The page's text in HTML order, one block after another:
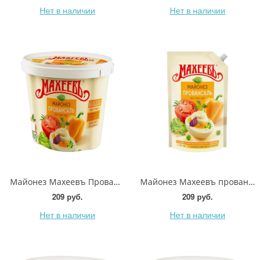
Нет в наличии Нет в наличии
Майонез Махеевъ Провансаль 50.5% 800г
209 руб.
Нет в наличии
Майонез Махеевъ провансаль 50.5% 630г
209 руб.
Нет в наличии